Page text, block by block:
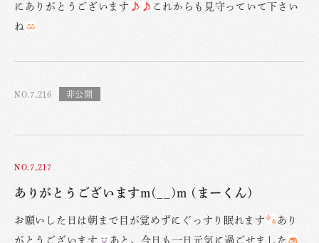
にありがとうございます
これからも見守っていて下さい
ね
NO.7,216
NO.7,217
ありがとうございますm(__)m (まーくん)
お願いした日は朝まで目が覚めずにぐっすり眠れます
あり
がとうございます
あと、今日も一日元気に過ごせました